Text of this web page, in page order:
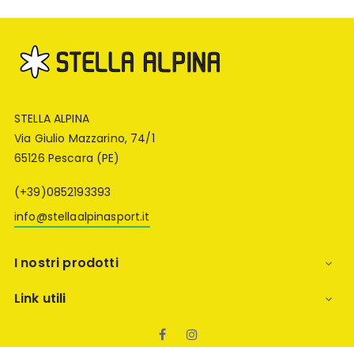
STELLA ALPINA
Via Giulio Mazzarino, 74/1
65126 Pescara (PE)
(+39)0852193393
info@stellaalpinasport.it
I nostri prodotti 
Link utili 
Facebook